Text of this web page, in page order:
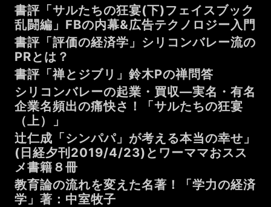
す
る」
ピ
ア
ノ
好
き
を
喜
ば
せ
る
研
究
書評「サルたちの狂宴(下)フェイスブック
乱闘編」FBの内幕&広告テクノロジー入門
書評「評価の経済学」シリコンバレー流の
PRとは？
書評「禅とジブリ」鈴木Pの禅問答
シリコンバレーの起業・買収—実名・有名
企業名頻出の痛快さ！「サルたちの狂宴
（上）」
辻仁成「シンパパ」が考える本当の幸せ」
(日経夕刊2019/4/23)とワーママおスス
メ書籍８冊
教育論の流れを変えた名著！「学力の経済
学」著：中室牧子